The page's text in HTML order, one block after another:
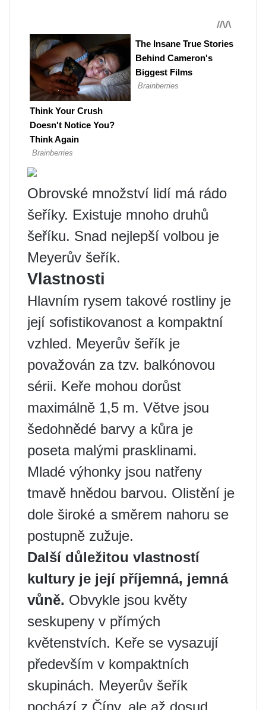
Obrovské množství lidí má rádo
šeříky. Existuje mnoho druhů
šeříku. Snad nejlepší volbou je
Meyerův šeřík.
Vlastnosti
Hlavním rysem takové rostliny je
její sofistikovanost a kompaktní
vzhled. Meyerův šeřík je
považován za tzv. balkónovou
sérii. Keře mohou dorůst
maximálně 1,5 m. Větve jsou
šedohnědé barvy a kůra je
poseta malými prasklinami.
Mladé výhonky jsou natřeny
tmavě hnědou barvou. Olistění je
dole široké a směrem nahoru se
postupně zužuje.
Další důležitou vlastností
kultury je její příjemná, jemná
vůně. Obvykle jsou květy
seskupeny v přímých
květenstvích. Keře se vysazují
především v kompaktních
skupinách. Meyerův šeřík
pochází z Číny, ale až dosud